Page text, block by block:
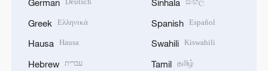
German
Greek Ελληνικά
Hausa Hausa
Hebrew עברית
Sinhala
Spanish Español
Swahili Kiswahili
Tamil தமிழ்